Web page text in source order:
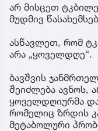
არ მისცეთ
მუდმივ
ასწავლეთ, რომ
არა „ყოველდღე“.
ბავშვის
შეიძლება ავნოს,
ყოველდღიურმა
რომელიც ზრდის
მეტაბოლური